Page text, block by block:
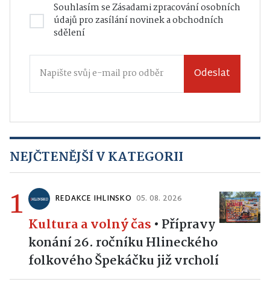
Souhlasím seZásadami zpracování osobních
údajůpro zasílání novinek a obchodních
sdělení
Odeslat
NEJČTENĚJŠÍ V KATEGORII
1 REDAKCE IHLINSKO 05. 08. 2026
Kultura a volný čas • Přípravy
konání 26. ročníku Hlineckého
folkového Špekáčku již vrcholí